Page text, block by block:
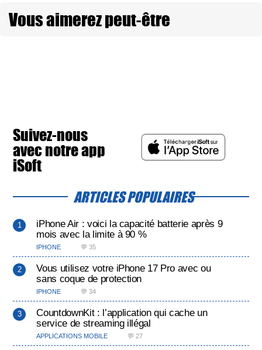
Vous aimerez peut-être
Suivez-nous
avec notre app
iSoft
ARTICLES POPULAIRES
iPhone Air : voici la capacité batterie après 9
mois avec la limite à 90 %
IPHONE 💬 35
Vous utilisez votre iPhone 17 Pro avec ou
sans coque de protection
IPHONE 💬 34
CountdownKit : l’application qui cache un
service de streaming illégal
APPLICATIONS MOBILE 💬 27